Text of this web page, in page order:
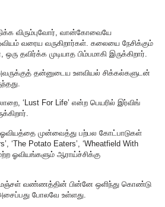
விரும்புவோர், வான்கோவையே
வரைய வருகிறார்கள்‌. கலையை நேசிக்கும்
தவிர்க்க முடியாத பிம்பமாகி இருக்கிறார்.
தன்னுடைய உளவியல் சிக்கல்களுடன்
‘Lust For Life’ என்ற பெயரில் இர்விங்
ஓவியத்தை முன்வைத்து பற்பல கோட்பாடுகள்
‘The Potato Eaters’, ‘Wheatfield With
ஓவியங்களும் ஆராய்ச்சிக்கு
மஞ்சள் வண்ணத்தின் பின்னே ஒளிந்து கொண்டு
போலவே உள்ளது.